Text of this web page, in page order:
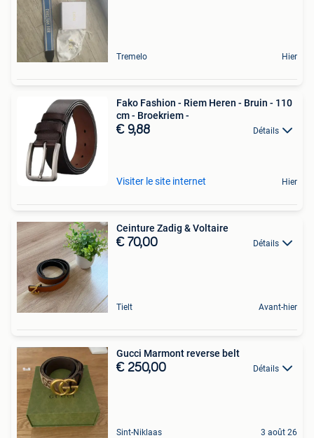
Tremelo Hier
Fako Fashion - Riem Heren - Bruin - 110
cm - Broekriem -
€ 9,88 Détails
Visiter le site internet Hier
Ceinture Zadig & Voltaire
€ 70,00 Détails
Tielt Avant-hier
Gucci Marmont reverse belt
€ 250,00 Détails
Sint-Niklaas 3 août 26